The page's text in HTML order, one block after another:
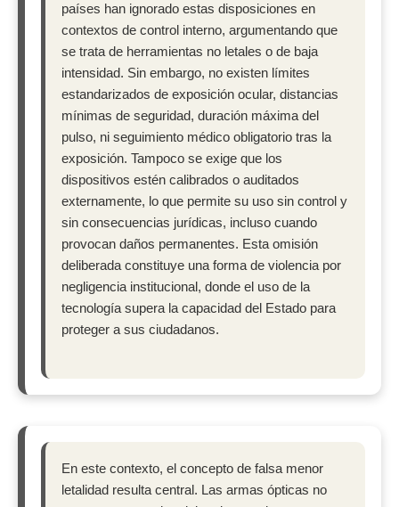
países han ignorado estas disposiciones en
contextos de control interno, argumentando que
se trata de herramientas no letales o de baja
intensidad. Sin embargo, no existen límites
estandarizados de exposición ocular, distancias
mínimas de seguridad, duración máxima del
pulso, ni seguimiento médico obligatorio tras la
exposición. Tampoco se exige que los
dispositivos estén calibrados o auditados
externamente, lo que permite su uso sin control y
sin consecuencias jurídicas, incluso cuando
provocan daños permanentes. Esta omisión
deliberada constituye una forma de violencia por
negligencia institucional, donde el uso de la
tecnología supera la capacidad del Estado para
proteger a sus ciudadanos.
En este contexto, el concepto de falsa menor
letalidad resulta central. Las armas ópticas no